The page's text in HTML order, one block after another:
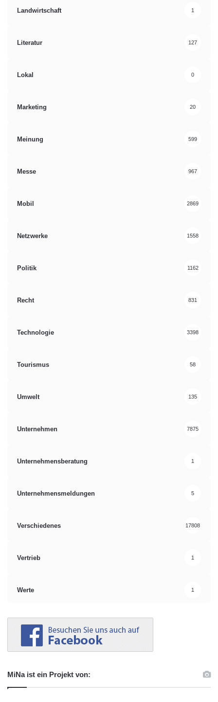
Landwirtschaft 1
Literatur 127
Lokal 0
Marketing 20
Meinung 599
Messe 967
Mobil 2869
Netzwerke 1558
Politik 1162
Recht 831
Technologie 3398
Tourismus 58
Umwelt 135
Unternehmen 7875
Unternehmensberatung 1
Unternehmensmeldungen 5
Verschiedenes 17808
Vertrieb 1
Werte 1
MiNa ist ein Projekt von: